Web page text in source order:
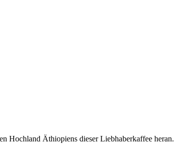
Hochland Äthiopiens dieser Liebhaberkaffee heran.